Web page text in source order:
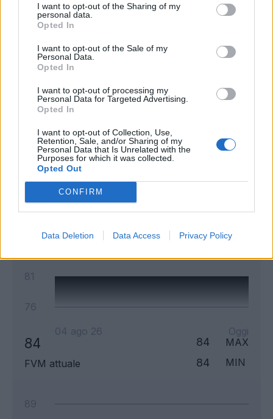
I want to opt-out of the Sharing of my
personal data.
Opted In
I want to opt-out of the Sale of my
Personal Data.
Opted In
I want to opt-out of processing my
Personal Data for Targeted Advertising.
Opted In
I want to opt-out of Collection, Use,
Retention, Sale, and/or Sharing of my
Personal Data that Is Unrelated with the
Purposes for which it was collected.
Opted Out
CONFIRM
Data Deletion Data Access Privacy Policy
Classic Mantra
Andamento FantaValore di Mercato
81
FVM attuale
81 MAX
81
76
04 ago 26
Oggi
84
FVM attuale
84 MAX
84 MIN